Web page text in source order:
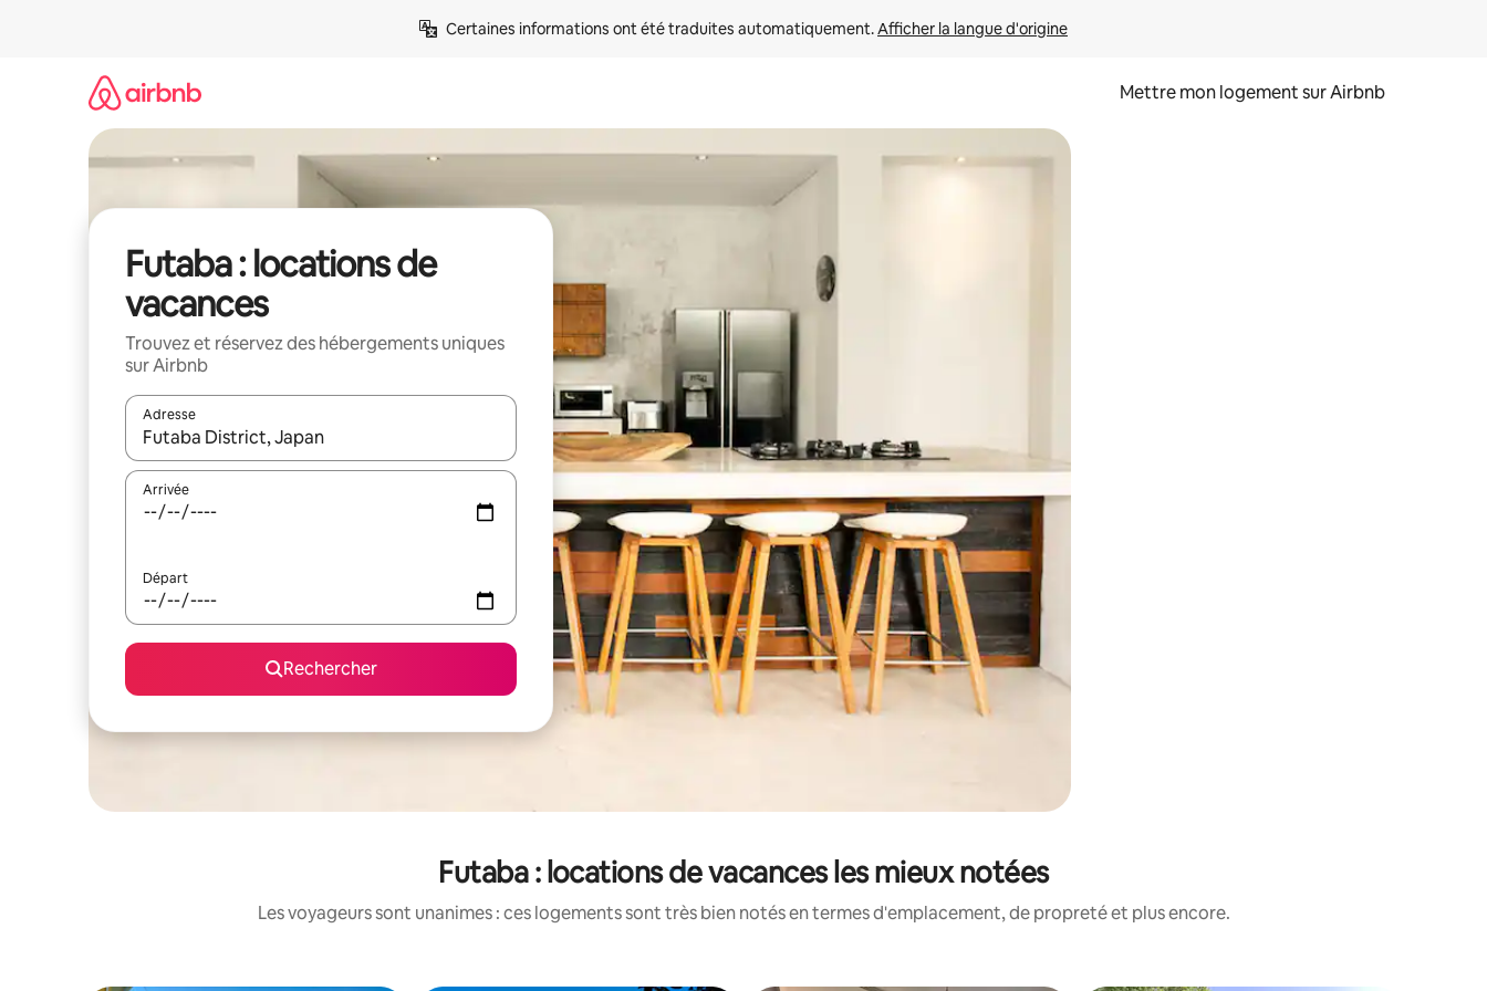
Certaines informations ont été traduites automatiquement. Afficher la langue d'origine
Mettre mon logement sur Airbnb
Futaba : locations de
vacances
Trouvez et réservez des hébergements uniques
sur Airbnb
Adresse
Lorsque les résultats s'affichent, utilisez les flèches vers le haut et vers le bas pour les parcourir ou en appuyant et en faisant glisser.
Arrivée
Départ
Rechercher
Futaba : locations de vacances les mieux notées
Les voyageurs sont unanimes : ces logements sont très bien notés en termes d'emplacement, de propreté et plus encore.